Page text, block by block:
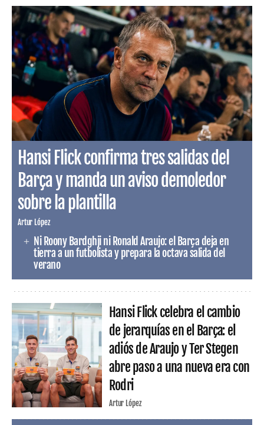
Hansi Flick confirma tres salidas del
Barça y manda un aviso demoledor
sobre la plantilla
Artur López
Ni Roony Bardghji ni Ronald Araujo: el Barça deja en
tierra a un futbolista y prepara la octava salida del
verano
Hansi Flick celebra el cambio
de jerarquías en el Barça: el
adiós de Araujo y Ter Stegen
abre paso a una nueva era con
Rodri
Artur López